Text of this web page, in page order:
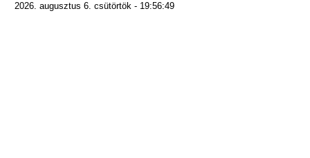
2026. augusztus 6. csütörtök - 19:56:49